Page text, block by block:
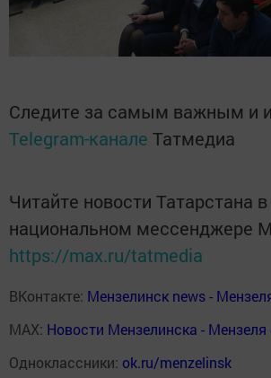
Следите за самым важным и
Telegram-канале Татмедиа
Читайте новости Татарстана в
национальном мессенджере
https://max.ru/tatmedia
ВКонтакте: Мензелинск news -
MAX: Новости Мензелинска - Мензеля
Одноклассники: ok.ru/menzelinsk